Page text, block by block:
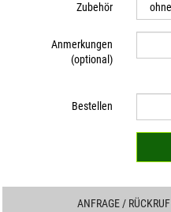
Zubehör
Anmerkungen
(optional)
Bestellen
ANFRAGE / RÜCKRUF